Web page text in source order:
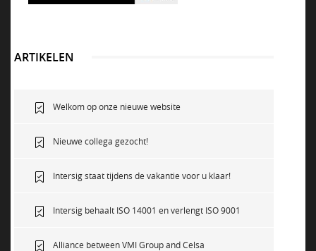
ARTIKELEN
Welkom op onze nieuwe website
Nieuwe collega gezocht!
Intersig staat tijdens de vakantie voor u klaar!
Intersig behaalt ISO 14001 en verlengt ISO 9001
Alliance between VMI Group and Celsa